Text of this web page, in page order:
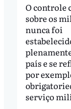
O controle
sobre os
nunca foi
país e se
por
serviço